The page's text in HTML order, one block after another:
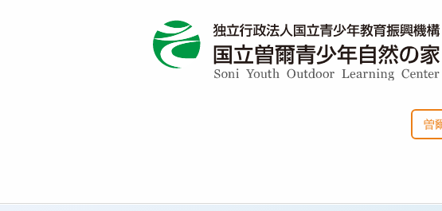
曽